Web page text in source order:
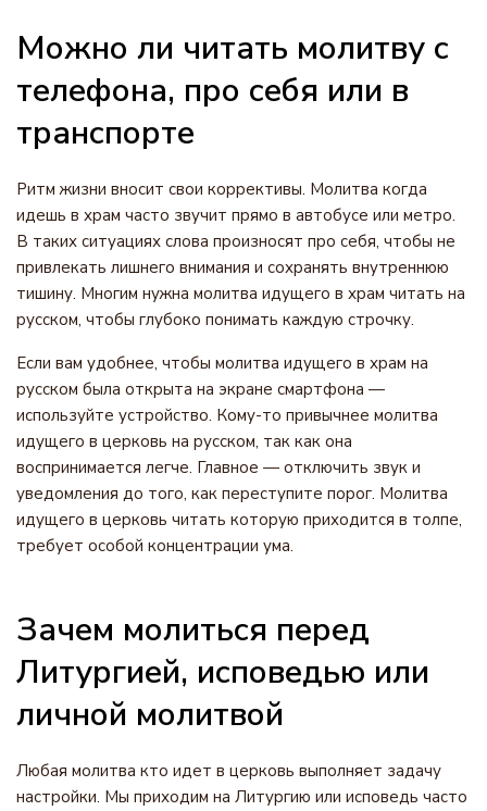
Можно ли читать молитву с
телефона, про себя или в
транспорте
Ритм жизни вносит свои коррективы. Молитва когда
идешь в храм часто звучит прямо в автобусе или метро.
В таких ситуациях слова произносят про себя, чтобы не
привлекать лишнего внимания и сохранять внутреннюю
тишину. Многим нужна молитва идущего в храм читать на
русском, чтобы глубоко понимать каждую строчку.
Если вам удобнее, чтобы молитва идущего в храм на
русском была открыта на экране смартфона —
используйте устройство. Кому-то привычнее молитва
идущего в церковь на русском, так как она
воспринимается легче. Главное — отключить звук и
уведомления до того, как переступите порог. Молитва
идущего в церковь читать которую приходится в толпе,
требует особой концентрации ума.
Зачем молиться перед
Литургией, исповедью или
личной молитвой
Любая молитва кто идет в церковь выполняет задачу
настройки. Мы приходим на Литургию или исповедь часто